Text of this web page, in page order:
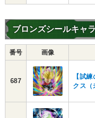
ブロンズシールキャラ
番号 画像
687
【試
クス（